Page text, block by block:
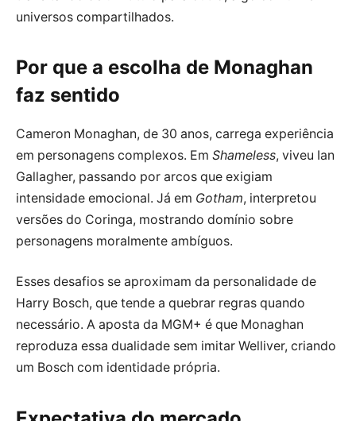
universos compartilhados.
Por que a escolha de Monaghan
faz sentido
Cameron Monaghan, de 30 anos, carrega experiência
em personagens complexos. Em Shameless, viveu Ian
Gallagher, passando por arcos que exigiam
intensidade emocional. Já em Gotham, interpretou
versões do Coringa, mostrando domínio sobre
personagens moralmente ambíguos.
Esses desafios se aproximam da personalidade de
Harry Bosch, que tende a quebrar regras quando
necessário. A aposta da MGM+ é que Monaghan
reproduza essa dualidade sem imitar Welliver, criando
um Bosch com identidade própria.